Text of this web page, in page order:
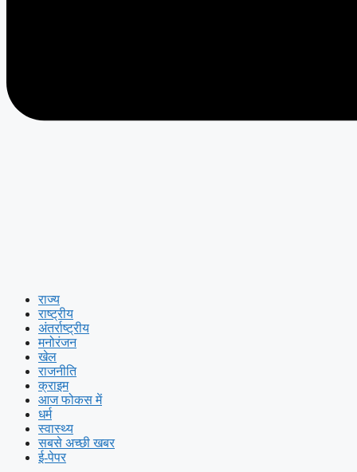
राज्य
राष्ट्रीय
अंतर्राष्ट्रीय
मनोरंजन
खेल
राजनीति
क्राइम
आज फोकस में
धर्म
स्वास्थ्य
सबसे अच्छी खबर
ई-पेपर